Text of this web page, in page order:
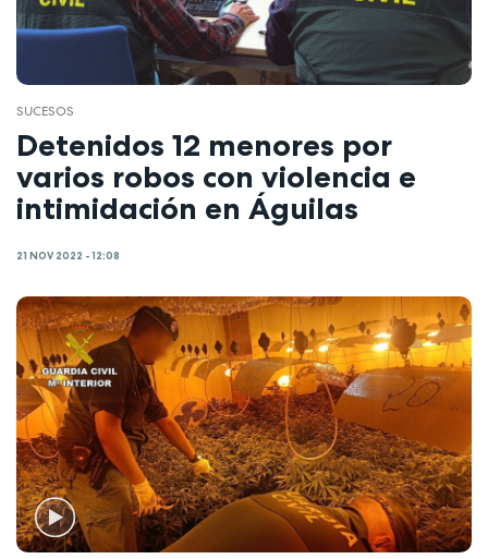
SUCESOS
Detenidos 12 menores por
varios robos con violencia e
intimidación en Águilas
21 NOV 2022 - 12:08